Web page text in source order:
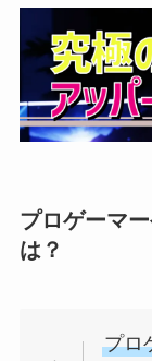
プロゲーマ
は？
プロ